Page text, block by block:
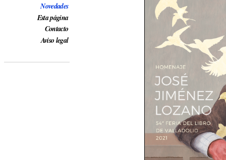
Novedades
Esta página
Contacto
Aviso legal